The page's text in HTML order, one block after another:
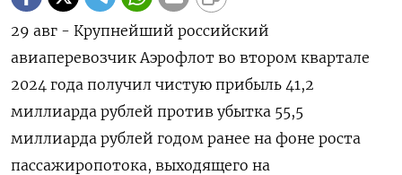
29 авг - Крупнейший российский
авиаперевозчик Аэрофлот во втором квартале
2024 года получил чистую прибыль 41,2
миллиарда рублей против убытка 55,5
миллиарда рублей годом ранее на фоне роста
пассажиропотока, выходящего на